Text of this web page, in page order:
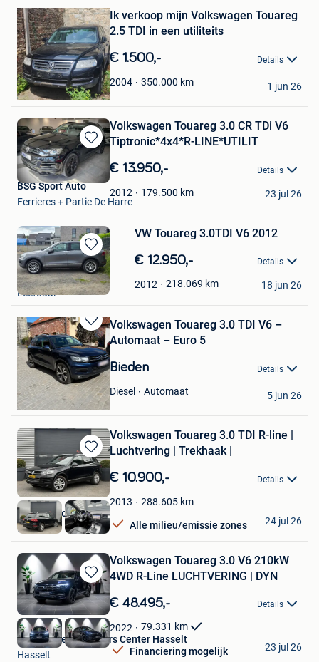
Mijn
FavorietenIk verkoop mijn Volkswagen Touareg
2.5 TDI in een utiliteits
€ 1.500,- Details
2004 350.000 km
abidbole
Waremme
1 jun 26
Bewaren
in
Mijn
Favorieten
Volkswagen Touareg 3.0 CR TDi V6
Tiptronic*4x4*R-LINE*UTILIT
€ 13.950,- Details
2012 179.500 km
BSG Sport Auto
Ferrieres + Partie De Harre
23 jul 26
Bewaren
in
Mijn
Favorieten
VW Touareg 3.0TDI V6 2012
€ 12.950,- Details
2012 218.069 km
Melissa Reygaert
Leefdaal
18 jun 26
Bewaren
in
Mijn
Favorieten
Volkswagen Touareg 3.0 TDI V6 –
Automaat – Euro 5
Bieden Details
Diesel Automaat
Bilal mouloud
Celles
5 jun 26
Bewaren
in
Mijn
Favorieten
Volkswagen Touareg 3.0 TDI R-line |
Luchtvering | Trekhaak |
€ 10.900,- Details
2013 288.605 km
Alle milieu/emissie zones
Autoaanbod.nu
Boekel
24 jul 26
Bewaren
in
Mijn
Favorieten
Volkswagen Touareg 3.0 V6 210kW
4WD R-Line LUCHTVERING | DYN
€ 48.495,- Details
2022 79.331 km
Financiering mogelijk
Van Mossel Used Cars Center Hasselt
Hasselt
23 jul 26